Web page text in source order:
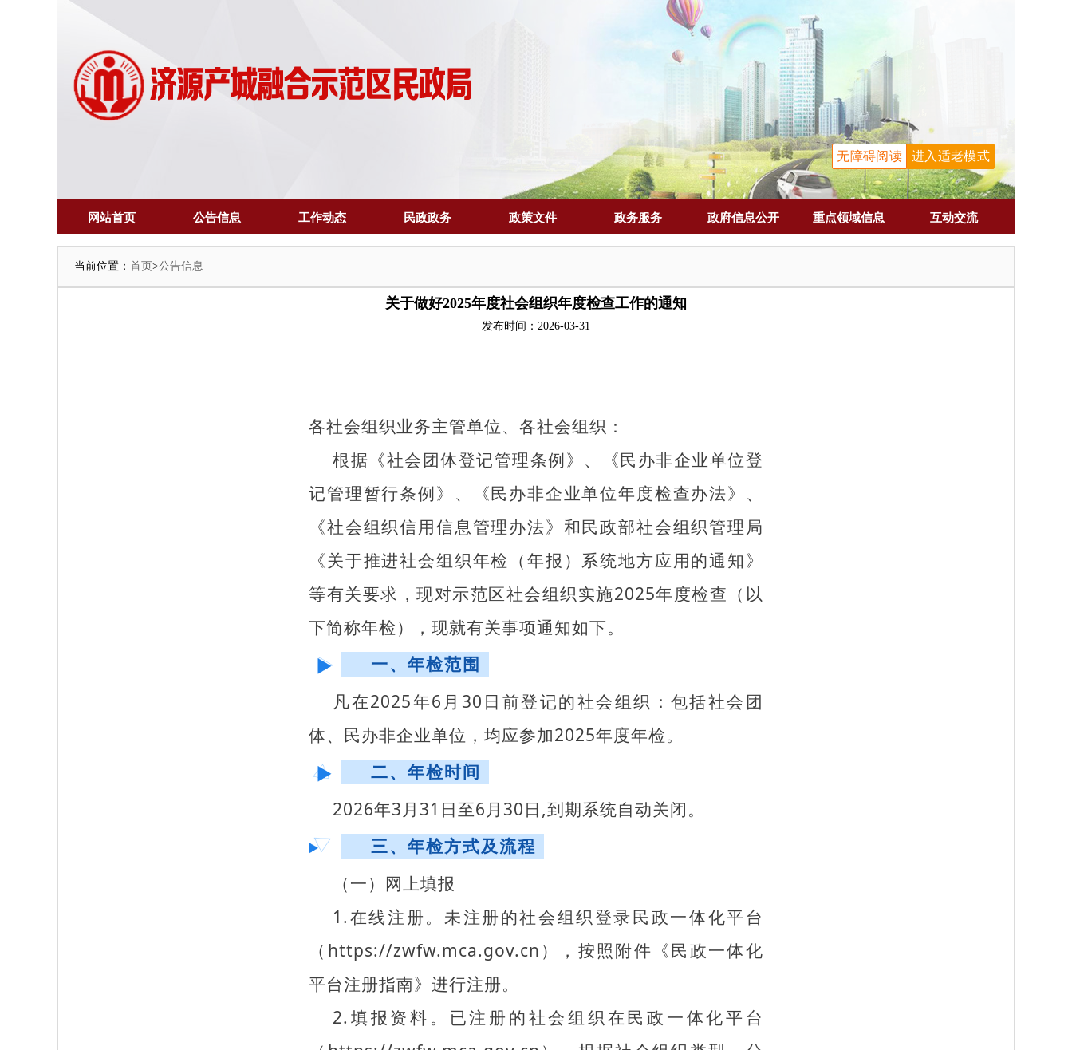
进入适老模式
无障碍阅读
网站首页 公告信息 工作动态 民政政务 政策文件 政务服务 政府信息公开 重点领域信息 互动交流
当前位置： 首页 >公告信息
关于做好2025年度社会组织年度检查工作的通知
发布时间：2026-03-31
各社会组织业务主管单位、各社会组织：
根据《社会团体登记管理条例》、《民办非企业单位登
记管理暂行条例》、《民办非企业单位年度检查办法》、
《社会组织信用信息管理办法》和民政部社会组织管理局
《关于推进社会组织年检（年报）系统地方应用的通知》
等有关要求，现对示范区社会组织实施2025年度检查（以
下简称年检），现就有关事项通知如下。
一、年检范围
凡在2025年6月30日前登记的社会组织：包括社会团
体、民办非企业单位，均应参加2025年度年检。
二、年检时间
2026年3月31日至6月30日,到期系统自动关闭。
三、年检方式及流程
（一）网上填报
1.在线注册。未注册的社会组织登录民政一体化平台
（https://zwfw.mca.gov.cn），按照附件《民政一体化
平台注册指南》进行注册。
2.填报资料。已注册的社会组织在民政一体化平台